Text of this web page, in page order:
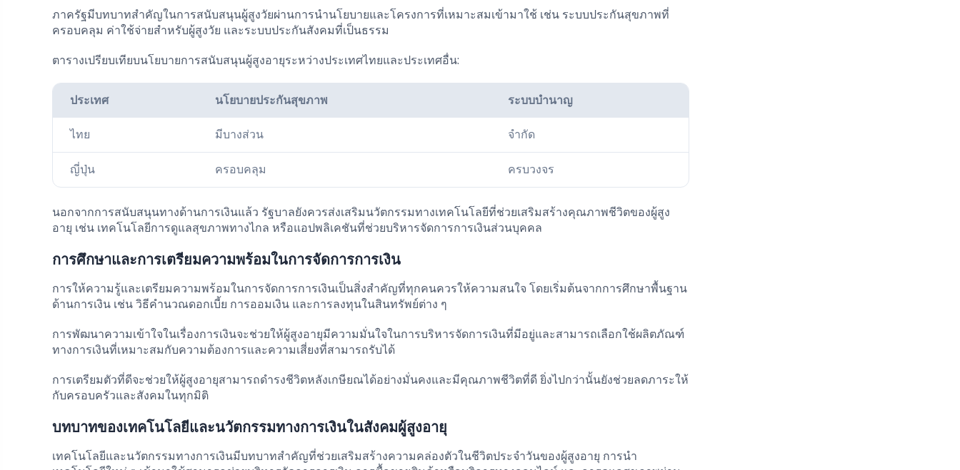
ภาครัฐมีบทบาทสำคัญในการสนับสนุนผู้สูงวัยผ่านการนำนโยบายและโครงการที่เหมาะสมเข้ามาใช้ เช่น ระบบประกันสุขภาพที่
ครอบคลุม ค่าใช้จ่ายสำหรับผู้สูงวัย และระบบประกันสังคมที่เป็นธรรม
ตารางเปรียบเทียบนโยบายการสนับสนุนผู้สูงอายุระหว่างประเทศไทยและประเทศอื่น:
ประเทศ นโยบายประกันสุขภาพ ระบบบำนาญ
ไทย มีบางส่วน จำกัด
ญี่ปุ่น ครอบคลุม ครบวงจร
นอกจากการสนับสนุนทางด้านการเงินแล้ว รัฐบาลยังควรส่งเสริมนวัตกรรมทางเทคโนโลยีที่ช่วยเสริมสร้างคุณภาพชีวิตของผู้สูง
อายุ เช่น เทคโนโลยีการดูแลสุขภาพทางไกล หรือแอปพลิเคชันที่ช่วยบริหารจัดการการเงินส่วนบุคคล
การศึกษาและการเตรียมความพร้อมในการจัดการการเงิน
การให้ความรู้และเตรียมความพร้อมในการจัดการการเงินเป็นสิ่งสำคัญที่ทุกคนควรให้ความสนใจ โดยเริ่มต้นจากการศึกษาพื้นฐาน
ด้านการเงิน เช่น วิธีคำนวณดอกเบี้ย การออมเงิน และการลงทุนในสินทรัพย์ต่าง ๆ
การพัฒนาความเข้าใจในเรื่องการเงินจะช่วยให้ผู้สูงอายุมีความมั่นใจในการบริหารจัดการเงินที่มีอยู่และสามารถเลือกใช้ผลิตภัณฑ์
ทางการเงินที่เหมาะสมกับความต้องการและความเสี่ยงที่สามารถรับได้
การเตรียมตัวที่ดีจะช่วยให้ผู้สูงอายุสามารถดำรงชีวิตหลังเกษียณได้อย่างมั่นคงและมีคุณภาพชีวิตที่ดี ยิ่งไปกว่านั้นยังช่วยลดภาระให้
กับครอบครัวและสังคมในทุกมิติ
บทบาทของเทคโนโลยีและนวัตกรรมทางการเงินในสังคมผู้สูงอายุ
เทคโนโลยีและนวัตกรรมทางการเงินมีบทบาทสำคัญที่ช่วยเสริมสร้างความคล่องตัวในชีวิตประจำวันของผู้สูงอายุ การนำ